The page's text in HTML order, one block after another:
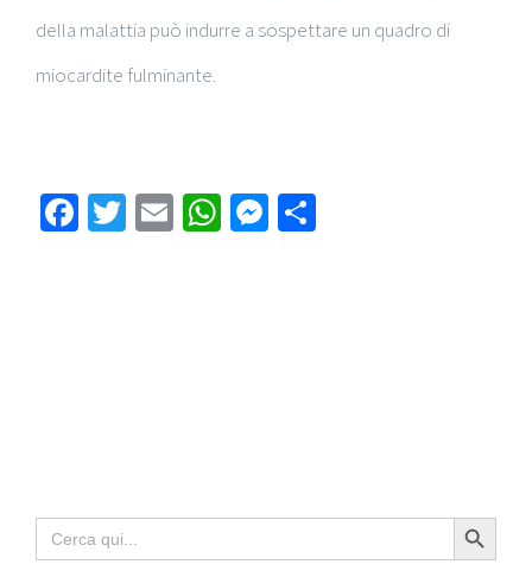
della malattia può indurre a sospettare un quadro di
miocardite fulminante.
Facebook
Twitter
EmailWhatsApp
Messenger
Search
for:
Search Button